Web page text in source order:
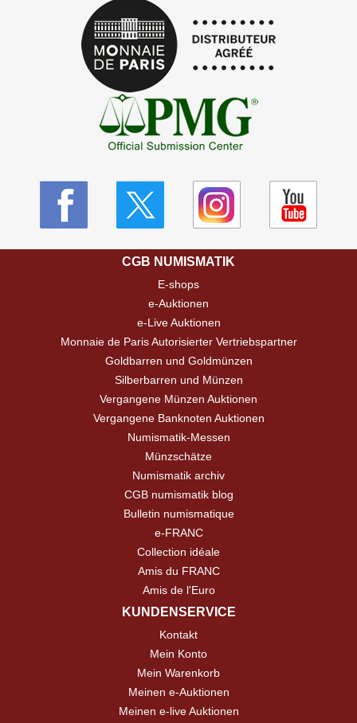
CGB NUMISMATIK
E-shops
e-Auktionen
e-Live Auktionen
Monnaie de Paris Autorisierter Vertriebspartner
Goldbarren und Goldmünzen
Silberbarren und Münzen
Vergangene Münzen Auktionen
Vergangene Banknoten Auktionen
Numismatik-Messen
Münzschätze
Numismatik archiv
CGB numismatik blog
Bulletin numismatique
e-FRANC
Collection idéale
Amis du FRANC
Amis de l'Euro
KUNDENSERVICE
Kontakt
Mein Konto
Mein Warenkorb
Meinen e-Auktionen
Meinen e-live Auktionen